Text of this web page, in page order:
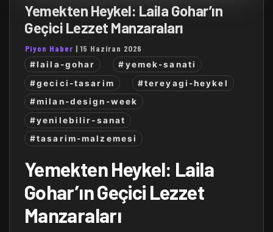
Yemekten Heykel: Laila Gohar’ın
Geçici Lezzet Manzaraları
Piyon Haber |15 Haziran 2026
#laila-gohar
#yemek-sanati
#gecici-tasarim
#tereyagi-heykel
#milan-design-week
#yenilebilir-sanat
#tasarim-malzemesi
Yemekten Heykel: Laila
Gohar’ın Geçici Lezzet
Manzaraları